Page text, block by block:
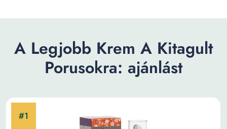
A Legjobb Krem A Kitagult
Porusokra: ajánlást